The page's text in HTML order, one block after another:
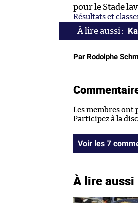
pour le Stade
Résultats et
Par Rodolphe
Les membres ont
Participez à la
Voir les 7
À lire aussi